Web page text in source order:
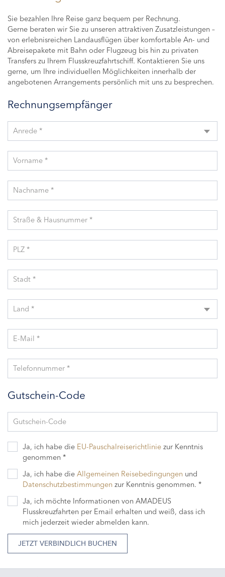
Sie bezahlen Ihre Reise ganz bequem per Rechnung.
Gerne beraten wir Sie zu unseren attraktiven Zusatzleistungen –
von erlebnisreichen Landausflügen über komfortable An- und
Abreisepakete mit Bahn oder Flugzeug bis hin zu privaten
Transfers zu Ihrem Flusskreuzfahrtschiff. Kontaktieren Sie uns
gerne, um Ihre individuellen Möglichkeiten innerhalb der
angebotenen Arrangements persönlich mit uns zu besprechen.
Rechnungsempfänger
Anrede *
Vorname *
Nachname *
Straße & Hausnummer *
PLZ *
Stadt *
Land *
E-Mail *
Telefonnummer *
Gutschein-Code
Gutschein-Code
Ja, ich habe die EU-Pauschalreiserichtlinie zur Kenntnis
genommen *
Ja, ich habe die Allgemeinen Reisebedingungen und
Datenschutzbestimmungen zur Kenntnis genommen. *
Ja, ich möchte Informationen von AMADEUS
Flusskreuzfahrten per Email erhalten und weiß, dass ich
mich jederzeit wieder abmelden kann.
JETZT VERBINDLICH BUCHEN